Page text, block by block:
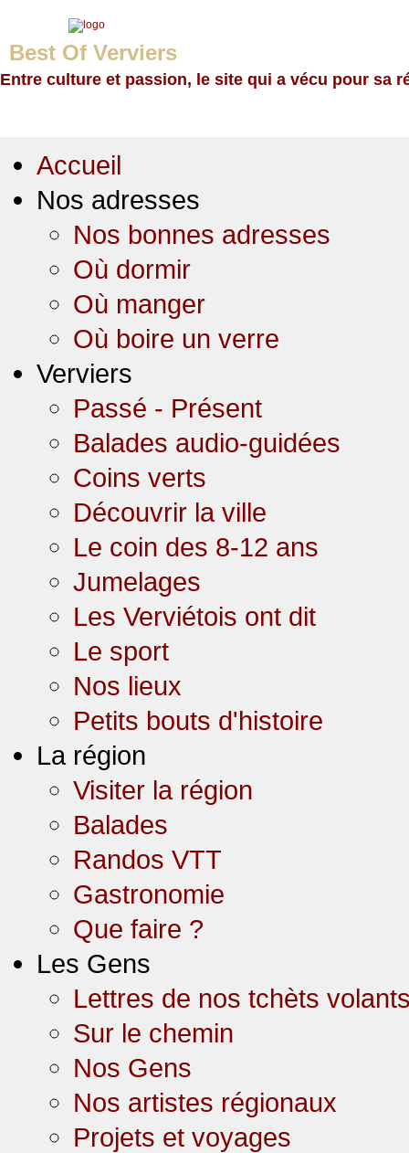
Best Of Verviers
Entre culture et passion, le site qui a vécu pour sa
Accueil
Nos adresses
Nos bonnes adresses
Où dormir
Où manger
Où boire un verre
Verviers
Passé - Présent
Balades audio-guidées
Coins verts
Découvrir la ville
Le coin des 8-12 ans
Jumelages
Les Verviétois ont dit
Le sport
Nos lieux
Petits bouts d'histoire
La région
Visiter la région
Balades
Randos VTT
Gastronomie
Que faire ?
Les Gens
Lettres de nos tchèts
Sur le chemin
Nos Gens
Nos artistes régionaux
Projets et voyages